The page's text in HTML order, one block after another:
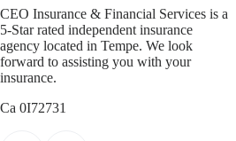
CEO Insurance & Financial Services is a
5-Star rated independent insurance
agency located in Tempe. We look
forward to assisting you with your
insurance.
Ca 0I72731